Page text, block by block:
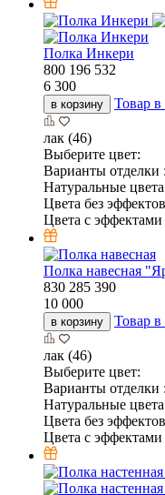
Полка Инкери
800 196 532
6 300
в корзину Товар в
лак (46)
Выберите цвет:
Варианты отделки :
Натуральные цвета
Цвета без эффектов
Цвета с эффектами
Полка навесная
830 285 390
10 000
в корзину Товар в
лак (46)
Выберите цвет:
Варианты отделки :
Натуральные цвета
Цвета без эффектов
Цвета с эффектами